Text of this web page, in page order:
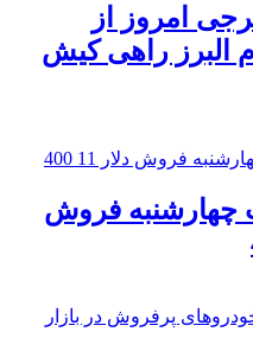
امروز از
البرز راهی کیش
چهارشنبه فروش